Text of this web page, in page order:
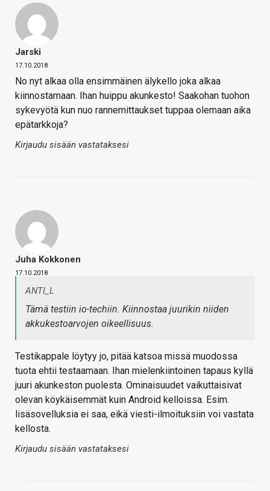
Jarski
17.10.2018
No nyt alkaa olla ensimmäinen älykello joka alkaa
kiinnostamaan. Ihan huippu akunkesto! Saakohan tuohon
sykevyötä kun nuo rannemittaukset tuppaa olemaan aika
epätarkkoja?
Kirjaudu sisään vastataksesi
Juha Kokkonen
17.10.2018
ANTI_L
Tämä testiin io-techiin. Kiinnostaa juurikin niiden
akkukestoarvojen oikeellisuus.
Testikappale löytyy jo, pitää katsoa missä muodossa
tuota ehtii testaamaan. Ihan mielenkiintoinen tapaus kyllä
juuri akunkeston puolesta. Ominaisuudet vaikuttaisivat
olevan köykäisemmät kuin Android kelloissa. Esim.
lisäsovelluksia ei saa, eikä viesti-ilmoituksiin voi vastata
kellosta.
Kirjaudu sisään vastataksesi